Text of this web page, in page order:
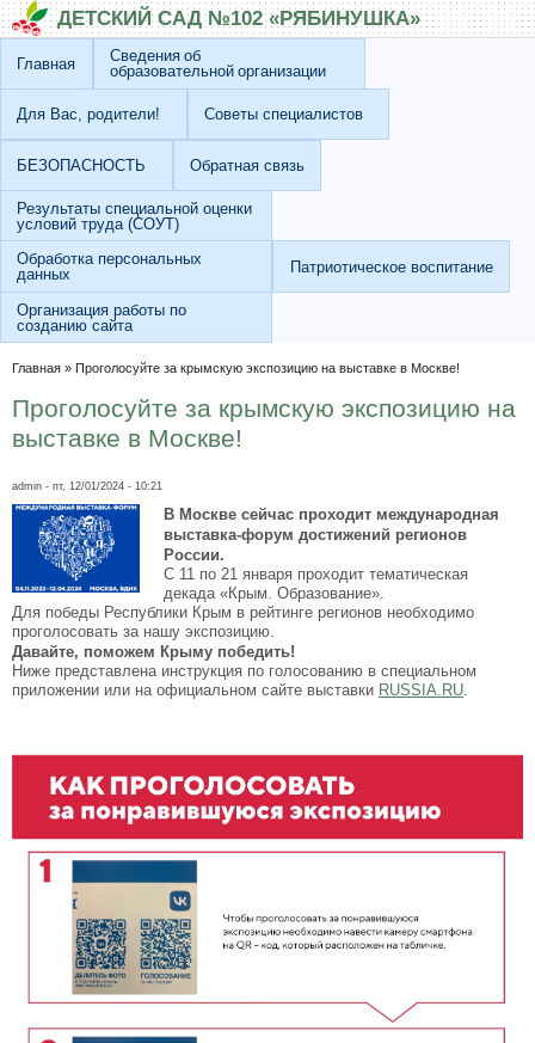
Перейти к основному содержанию
Skip to searchДЕТСКИЙ САД №102 «РЯБИНУШКА»
Главная
Сведения об
образовательной организации
Для Вас, родители! Советы специалистов
БЕЗОПАСНОСТЬ Обратная связь
Результаты специальной оценки
условий труда (СОУТ)
Обработка персональных
данных
Патриотическое воспитание
Организация работы по
созданию сайта
Вы здесь
Главная » Проголосуйте за крымскую экспозицию на выставке в Москве!
Проголосуйте за крымскую экспозицию на
выставке в Москве!
admin - пт, 12/01/2024 - 10:21
В Москве сейчас проходит международная
выставка-форум достижений регионов
России.
С 11 по 21 января проходит тематическая
декада «Крым. Образование».
Для победы Республики Крым в рейтинге регионов необходимо
проголосовать за нашу экспозицию.
Давайте, поможем Крыму победить!
Ниже представлена инструкция по голосованию в специальном
приложении или на официальном сайте выставки RUSSIA.RU